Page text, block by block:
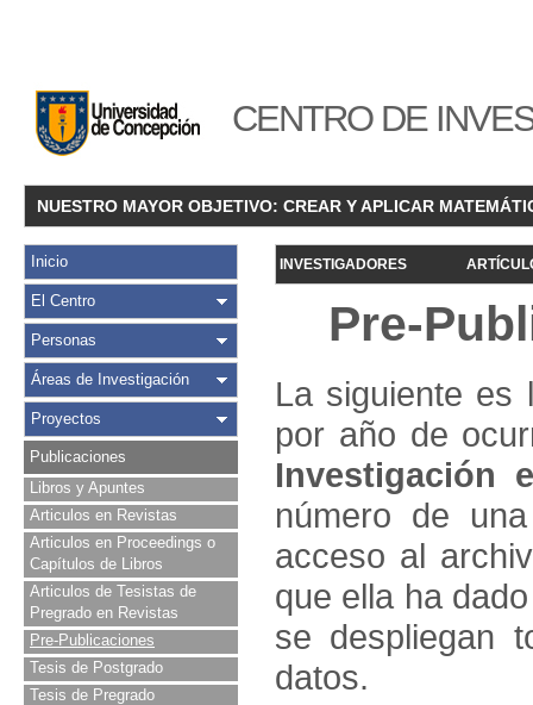
CENTRO DE
NUESTRO MAYOR OBJETIVO: CREAR Y APLICAR
Inicio
El Centro
Personas
Áreas de Investigación
Proyectos
Publicaciones
Libros y Apuntes
Articulos en Revistas
Articulos en Proceedings o
Capítulos de Libros
Articulos de Tesistas de
Pregrado en Revistas
Pre-Publicaciones
Tesis de Postgrado
Tesis de Pregrado
INVESTIGADORES
Pre-
La siguiente es
por año de
Investigación
número de
acceso al
que ella ha
se despliegan
datos.